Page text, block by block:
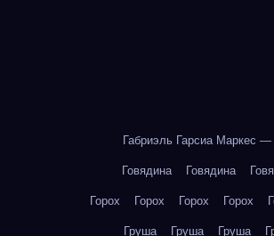
Габриэль Гарсиа Маркес
Говядина Говядина
Горох Горох Горох Горох
Груша Груша Груша